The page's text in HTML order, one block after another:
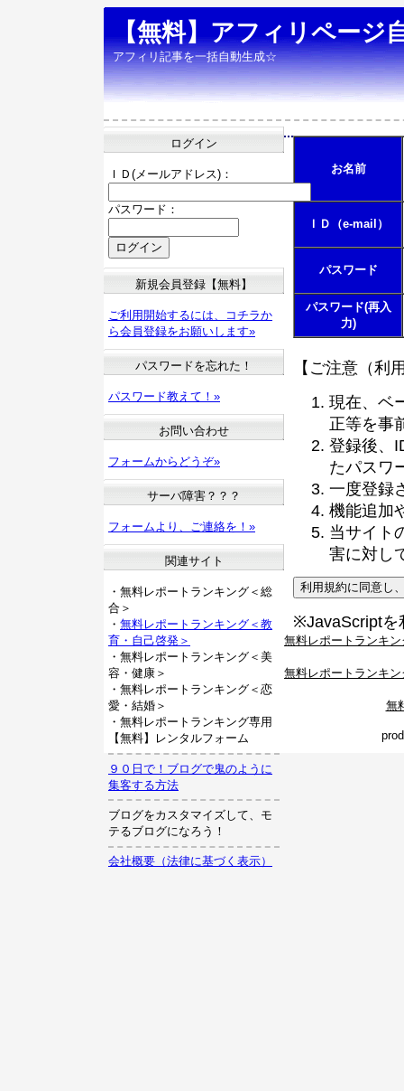
【無料】アフィリページ
アフィリ記事を一括自動生成☆
お名前
ＩＤ（e-mail）
パスワード
パスワード(再入
力)
【ご注意（利
現在、ベ
正等を事
登録後、
たパスワ
一度登録
機能追加
当サイト
害に対し
※JavaScriptを
ログイン
ＩＤ(メールアドレス)：
パスワード：
新規会員登録【無料】
ご利用開始するには、コチラか
ら会員登録をお願いします»
パスワードを忘れた！
パスワード教えて！»
お問い合わせ
フォームからどうぞ»
サーバ障害？？？
フォームより、ご連絡を！»
関連サイト
・無料レポートランキング＜総
合＞
・ 無料レポートランキング＜教
育・自己啓発＞
・無料レポートランキング＜美
容・健康＞
・無料レポートランキング＜恋
愛・結婚＞
・無料レポートランキング専用
【無料】レンタルフォーム
９０日で！ブログで鬼のように
集客する方法
ブログをカスタマイズして、モ
テるブログになろう！
会社概要（法律に基づく表示）
無料レポートランキ
無料レポートランキ
無